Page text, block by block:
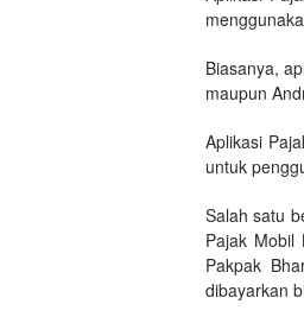
Biasanya,
maupun
Aplikasi
untuk
Salah satu
Pajak Mobil
Pakpak
dibayarkan